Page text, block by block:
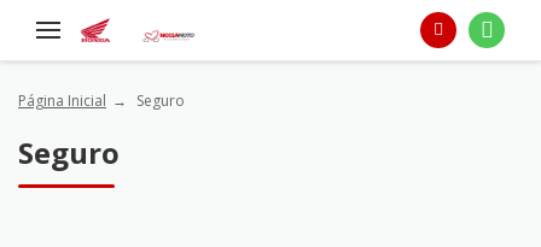
Página Inicial Seguro
Seguro